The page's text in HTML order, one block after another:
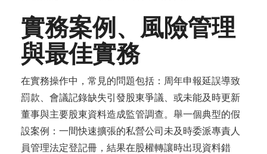
實務案例、風險管理
與最佳實務
在實務操作中，常見的問題包括：周年申報延誤導致
罰款、會議記錄缺失引發股東爭議、或未能及時更新
董事與主要股東資料造成監管調查。舉一個典型的假
設案例：一間快速擴張的私營公司未及時委派專責人
員管理法定登記冊，結果在股權轉讓時出現資料錯